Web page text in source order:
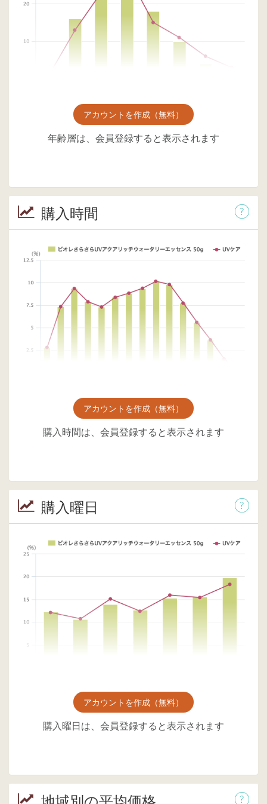
アカウントを作成（無料）
年齢層は、会員登録すると表示されます
購入時間
アカウントを作成（無料）
購入時間は、会員登録すると表示されます
購入曜日
アカウントを作成（無料）
購入曜日は、会員登録すると表示されます